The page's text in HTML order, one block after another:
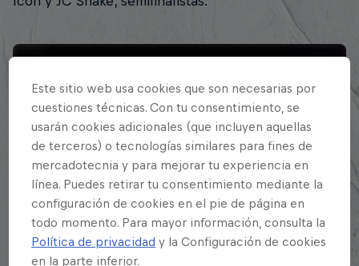
Red Bull Batalla Final Nacional Perú
2025
Go to Event
Este sitio web usa cookies que son necesarias por
cuestiones técnicas. Con tu consentimiento, se
usarán cookies adicionales (que incluyen aquellas
de terceros) o tecnologías similares para fines de
mercadotecnia y para mejorar tu experiencia en
línea. Puedes retirar tu consentimiento mediante la
configuración de cookies en el pie de página en
todo momento. Para mayor información, consulta la
Política de privacidad y la Configuración de cookies
en la parte inferior.